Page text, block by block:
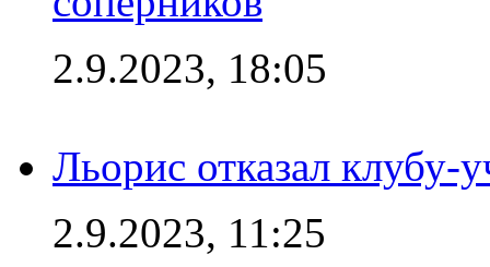
2.9.2023, 18:05
Льорис отказал клубу-
2.9.2023, 11:25